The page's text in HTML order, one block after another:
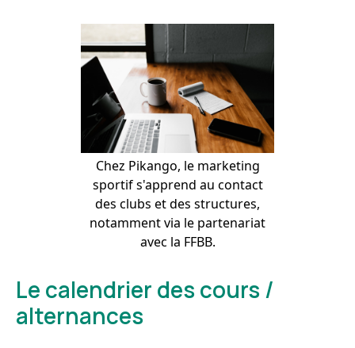
Chez Pikango, le marketing
sportif s'apprend au contact
des clubs et des structures,
notamment via le partenariat
avec la FFBB.
Le calendrier des cours /
alternances